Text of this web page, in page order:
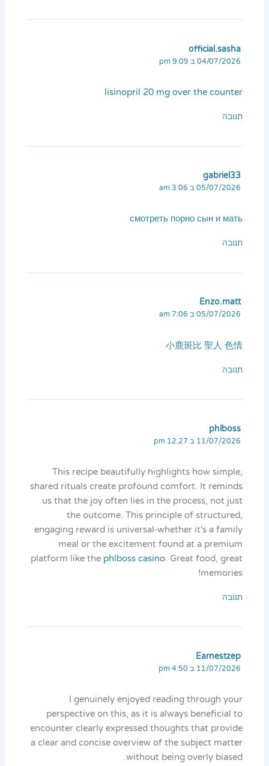
official.sasha
04/07/2026 ב 9:09 pm
lisinopril 20 mg over the counter
תגובה
gabriel33
05/07/2026 ב 3:06 am
смотреть порно сын и мать
תגובה
Enzo.matt
05/07/2026 ב 7:06 am
小鹿斑比 聖人 色情
תגובה
phlboss
11/07/2026 ב 12:27 pm
This recipe beautifully highlights how simple,
shared rituals create profound comfort. It reminds
us that the joy often lies in the process, not just
the outcome. This principle of structured,
engaging reward is universal-whether it's a family
meal or the excitement found at a premium
platform like the phlboss casino. Great food, great
memories!
תגובה
Earnestzep
11/07/2026 ב 4:50 pm
I genuinely enjoyed reading through your
perspective on this, as it is always beneficial to
encounter clearly expressed thoughts that provide
a clear and concise overview of the subject matter
without being overly biased.